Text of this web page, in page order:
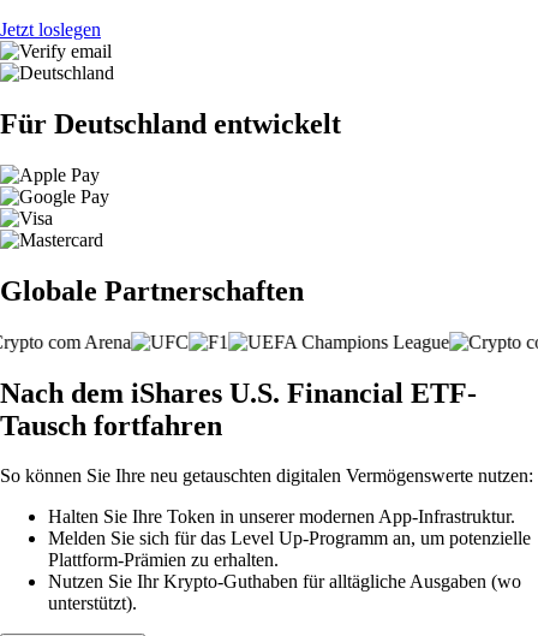
Jetzt loslegen
Für Deutschland entwickelt
Globale Partnerschaften
Nach dem iShares U.S. Financial ETF-
Tausch fortfahren
So können Sie Ihre neu getauschten digitalen Vermögenswerte nutzen:
Halten Sie Ihre Token in unserer modernen App-Infrastruktur.
Melden Sie sich für das Level Up-Programm an, um potenzielle
Plattform-Prämien zu erhalten.
Nutzen Sie Ihr Krypto-Guthaben für alltägliche Ausgaben (wo
unterstützt).